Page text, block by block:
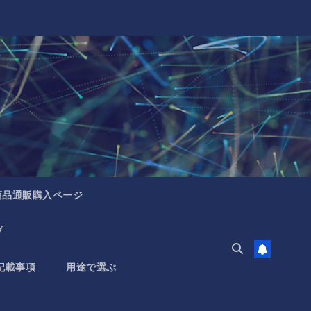
通販購入ページ
載事項 用途で選ぶ